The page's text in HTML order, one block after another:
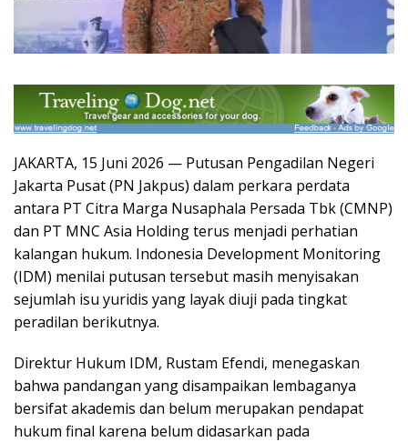
JAKARTA, 15 Juni 2026 — Putusan Pengadilan Negeri
Jakarta Pusat (PN Jakpus) dalam perkara perdata
antara PT Citra Marga Nusaphala Persada Tbk (CMNP)
dan PT MNC Asia Holding terus menjadi perhatian
kalangan hukum. Indonesia Development Monitoring
(IDM) menilai putusan tersebut masih menyisakan
sejumlah isu yuridis yang layak diuji pada tingkat
peradilan berikutnya.
Direktur Hukum IDM, Rustam Efendi, menegaskan
bahwa pandangan yang disampaikan lembaganya
bersifat akademis dan belum merupakan pendapat
hukum final karena belum didasarkan pada